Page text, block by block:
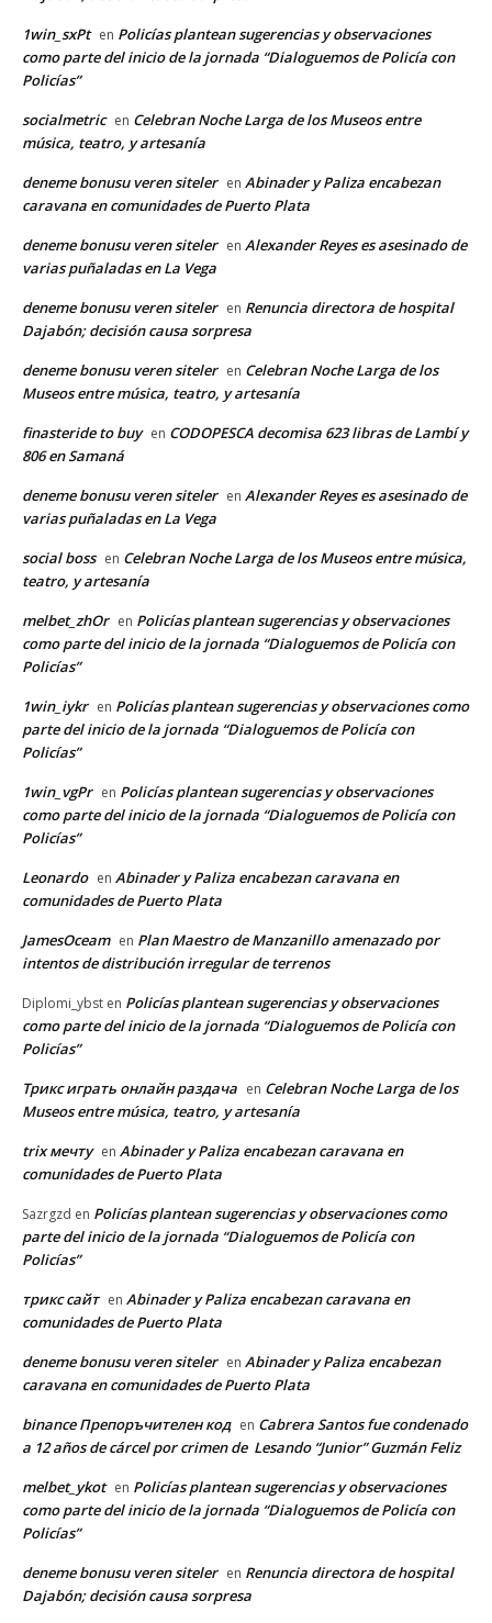
1win_sxPt en Policías plantean sugerencias y observaciones
como parte del inicio de la jornada “Dialoguemos de Policía con
Policías”
socialmetric en Celebran Noche Larga de los Museos entre
música, teatro, y artesanía
deneme bonusu veren siteler en Abinader y Paliza encabezan
caravana en comunidades de Puerto Plata
deneme bonusu veren siteler en Alexander Reyes es asesinado de
varias puñaladas en La Vega
deneme bonusu veren siteler en Renuncia directora de hospital
Dajabón; decisión causa sorpresa
deneme bonusu veren siteler en Celebran Noche Larga de los
Museos entre música, teatro, y artesanía
finasteride to buy en CODOPESCA decomisa 623 libras de Lambí y
806 en Samaná
deneme bonusu veren siteler en Alexander Reyes es asesinado de
varias puñaladas en La Vega
social boss en Celebran Noche Larga de los Museos entre música,
teatro, y artesanía
melbet_zhOr en Policías plantean sugerencias y observaciones
como parte del inicio de la jornada “Dialoguemos de Policía con
Policías”
1win_iykr en Policías plantean sugerencias y observaciones como
parte del inicio de la jornada “Dialoguemos de Policía con
Policías”
1win_vgPr en Policías plantean sugerencias y observaciones
como parte del inicio de la jornada “Dialoguemos de Policía con
Policías”
Leonardo en Abinader y Paliza encabezan caravana en
comunidades de Puerto Plata
JamesOceam en Plan Maestro de Manzanillo amenazado por
intentos de distribución irregular de terrenos
Diplomi_ybst en Policías plantean sugerencias y observaciones
como parte del inicio de la jornada “Dialoguemos de Policía con
Policías”
Трикс играть онлайн раздача en Celebran Noche Larga de los
Museos entre música, teatro, y artesanía
trix мечту en Abinader y Paliza encabezan caravana en
comunidades de Puerto Plata
Sazrgzd en Policías plantean sugerencias y observaciones como
parte del inicio de la jornada “Dialoguemos de Policía con
Policías”
трикс сайт en Abinader y Paliza encabezan caravana en
comunidades de Puerto Plata
deneme bonusu veren siteler en Abinader y Paliza encabezan
caravana en comunidades de Puerto Plata
binance Препоръчителен код en Cabrera Santos fue condenado
a 12 años de cárcel por crimen de Lesando “Junior” Guzmán Feliz
melbet_ykot en Policías plantean sugerencias y observaciones
como parte del inicio de la jornada “Dialoguemos de Policía con
Policías”
deneme bonusu veren siteler en Renuncia directora de hospital
Dajabón; decisión causa sorpresa